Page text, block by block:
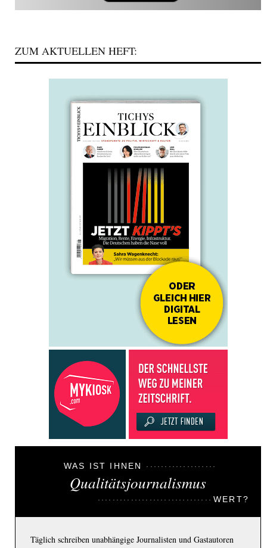
ZUM AKTUELLEN HEFT:
WAS IST IHNEN
Qualitätsjournalismus
WERT?
Täglich schreiben unabhängige Journalisten und Gastautoren